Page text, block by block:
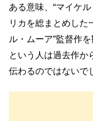
ある意味、“マイケ
リカを総まとめした
ル・ムーア”監督作
という人は過去作か
伝わるのではないで